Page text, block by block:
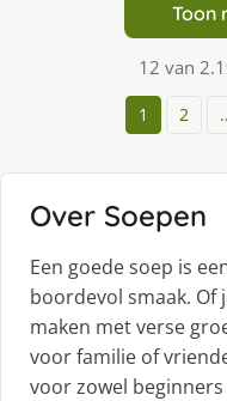
Toon
12 van
1 2
Over Soepen
Een goede soep is
boordevol smaak. Of
maken met verse
voor familie of
voor zowel